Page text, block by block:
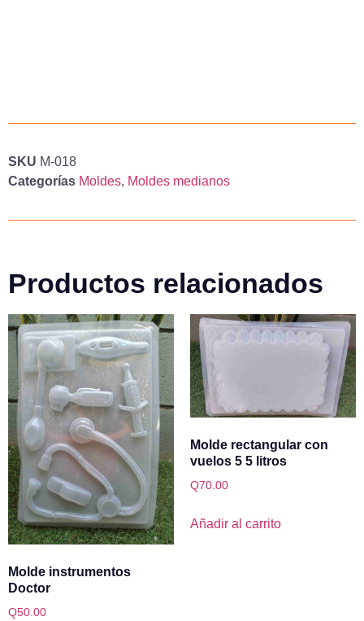
SKU M-018
Categorías Moldes, Moldes medianos
Productos relacionados
Molde instrumentos
Doctor
Q50.00
Molde rectangular con
vuelos 5 5 litros
Q70.00
Añadir al carrito